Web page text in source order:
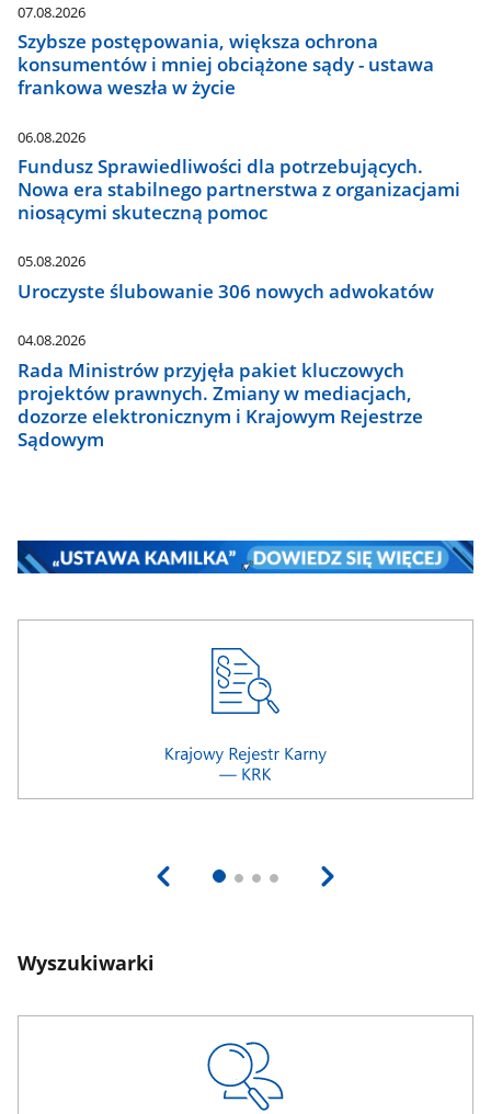
07.08.2026
Szybsze postępowania, większa ochrona
konsumentów i mniej obciążone sądy - ustawa
frankowa weszła w życie
06.08.2026
Fundusz Sprawiedliwości dla potrzebujących.
Nowa era stabilnego partnerstwa z organizacjami
niosącymi skuteczną pomoc
05.08.2026
Uroczyste ślubowanie 306 nowych adwokatów
04.08.2026
Rada Ministrów przyjęła pakiet kluczowych
projektów prawnych. Zmiany w mediacjach,
dozorze elektronicznym i Krajowym Rejestrze
Sądowym
Wyszukiwarki